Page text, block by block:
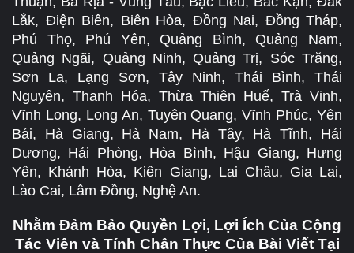
Lắk, Điện Biên, Biên Hòa, Đồng Nai, Đồng Tháp,
Phú Thọ, Phú Yên, Quảng Bình, Quảng Nam,
Quảng Ngãi, Quảng Ninh, Quảng Trị, Sóc Trăng,
Sơn La, Lạng Sơn, Tây Ninh, Thái Bình, Thái
Nguyên, Thanh Hóa, Thừa Thiên Huế, Trà Vinh,
Vĩnh Long, Long An, Tuyên Quang, Vĩnh Phúc, Yên
Bái, Hà Giang, Hà Nam, Hà Tây, Hà Tĩnh, Hải
Dương, Hải Phòng, Hòa Bình, Hậu Giang, Hưng
Yên, Khánh Hòa, Kiên Giang, Lai Châu, Gia Lai,
Lào Cai, Lâm Đồng, Nghệ An.
Nhằm Đảm Bảo Quyền Lợi, Lợi Ích Của Cộng
Tác Viên và Tính Chân Thực Của Bài Viết Tại